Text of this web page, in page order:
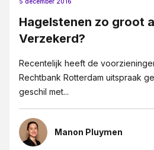
Hagelstenen zo groot
Verzekerd?
Recentelijk heeft de
Rechtbank Rotterdam uitspraak
geschil met...
Manon Pluymen